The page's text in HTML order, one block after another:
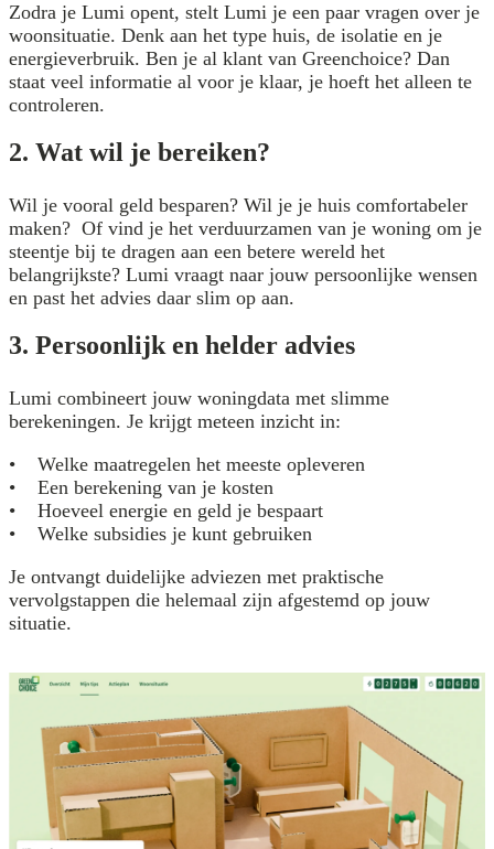
Zodra je Lumi opent, stelt Lumi je een paar vragen over je
woonsituatie. Denk aan het type huis, de isolatie en je
energieverbruik. Ben je al klant van Greenchoice? Dan
staat veel informatie al voor je klaar, je hoeft het alleen te
controleren.
2. Wat wil je bereiken?
Wil je vooral geld besparen? Wil je je huis comfortabeler
maken? Of vind je het verduurzamen van je woning om je
steentje bij te dragen aan een betere wereld het
belangrijkste? Lumi vraagt naar jouw persoonlijke wensen
en past het advies daar slim op aan.
3. Persoonlijk en helder advies
Lumi combineert jouw woningdata met slimme
berekeningen. Je krijgt meteen inzicht in:
• Welke maatregelen het meeste opleveren
• Een berekening van je kosten
• Hoeveel energie en geld je bespaart
• Welke subsidies je kunt gebruiken
Je ontvangt duidelijke adviezen met praktische
vervolgstappen die helemaal zijn afgestemd op jouw
situatie.